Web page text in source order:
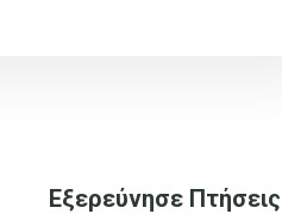
Εξερεύνησε